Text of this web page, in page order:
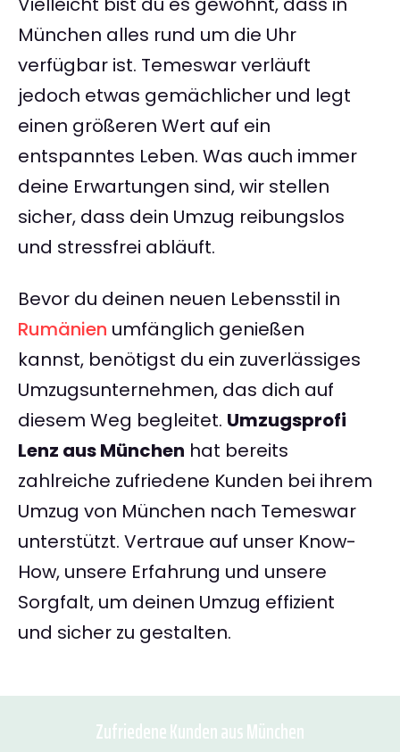
München alles rund um die Uhr
verfügbar ist. Temeswar verläuft
jedoch etwas gemächlicher und legt
einen größeren Wert auf ein
entspanntes Leben. Was auch immer
deine Erwartungen sind, wir stellen
sicher, dass dein Umzug reibungslos
und stressfrei abläuft.
Bevor du deinen neuen Lebensstil in
Rumänien umfänglich genießen
kannst, benötigst du ein zuverlässiges
Umzugsunternehmen, das dich auf
diesem Weg begleitet. Umzugsprofi
Lenz aus München hat bereits
zahlreiche zufriedene Kunden bei ihrem
Umzug von München nach Temeswar
unterstützt. Vertraue auf unser Know-
How, unsere Erfahrung und unsere
Sorgfalt, um deinen Umzug effizient
und sicher zu gestalten.
Zufriedene Kunden aus München